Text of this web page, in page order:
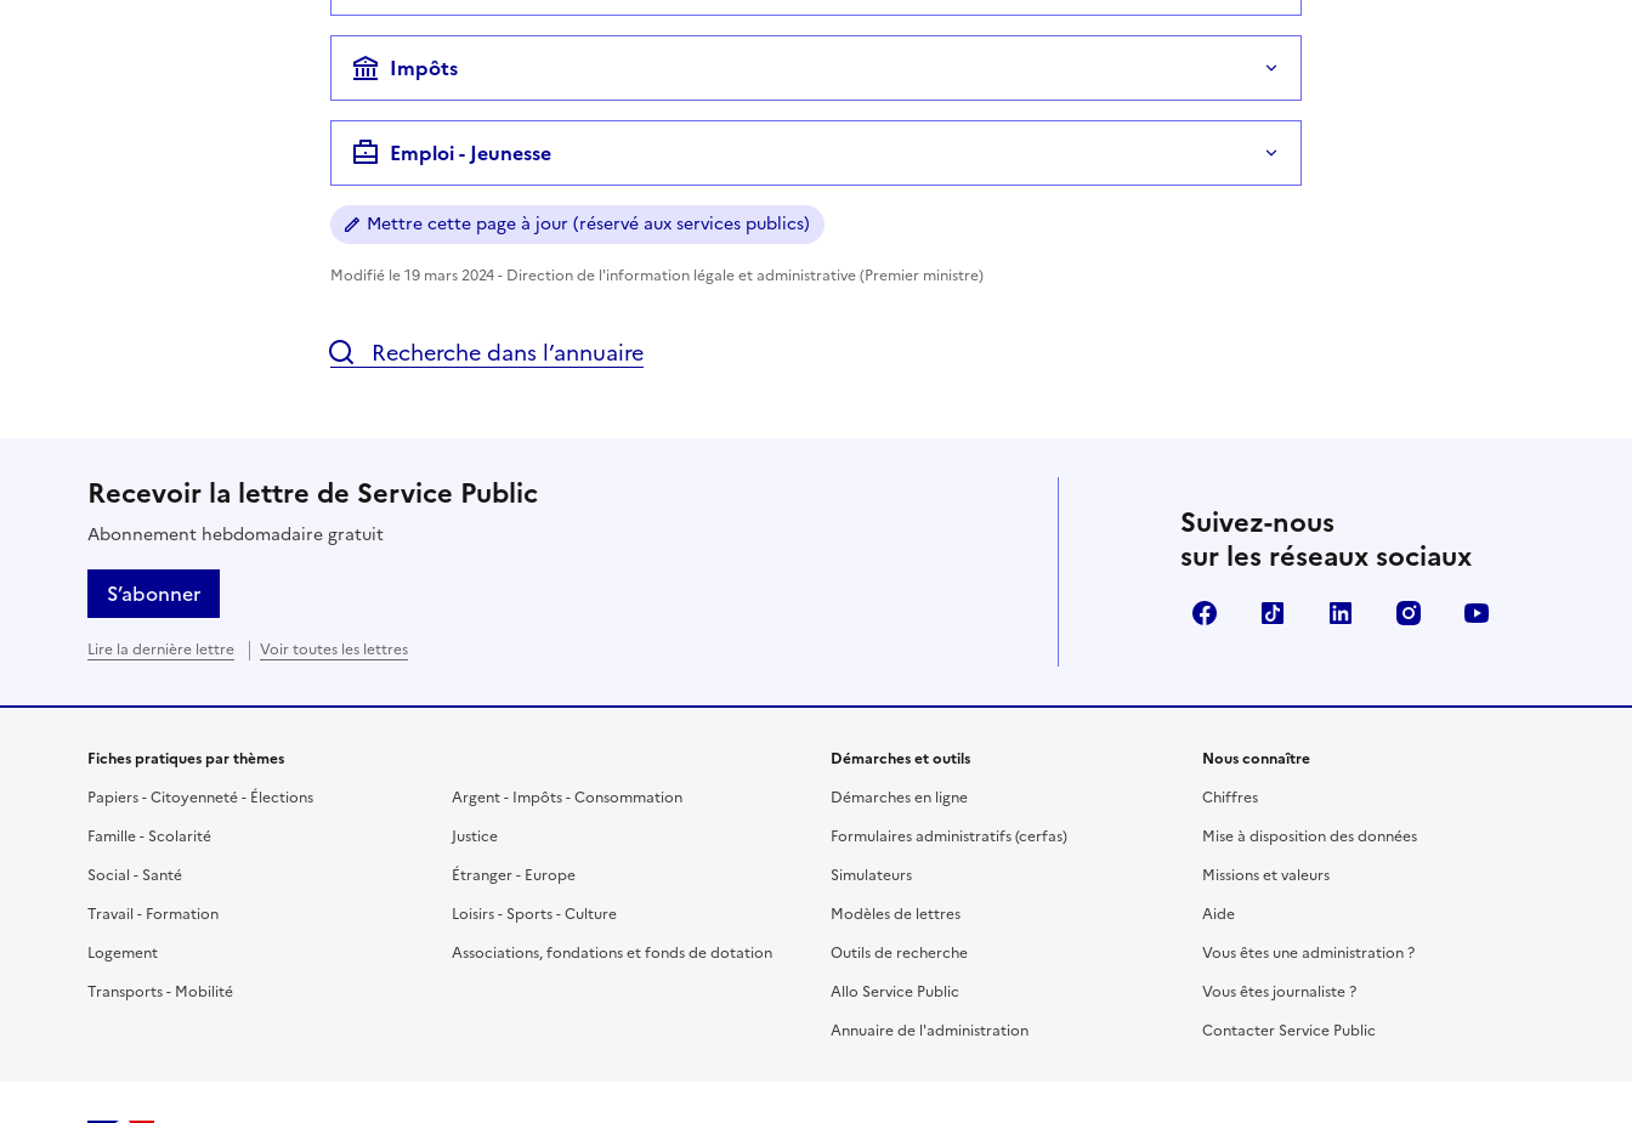
Impôts
Emploi - Jeunesse
Mettre cette page à jour (réservé aux services publics)
Modifié le 19 mars 2024 - Direction de l'information légale et administrative (Premier ministre)
Recherche dans l’annuaire
Recevoir la lettre de Service Public
Abonnement hebdomadaire gratuit
S’abonner
Lire la dernière lettre Voir toutes les lettres
Suivez-nous
sur les réseaux sociaux
FacebookTikTok LinkedIn Instagram
Fiches pratiques par thèmes
Papiers - Citoyenneté - Élections
Famille - Scolarité
Social - Santé
Travail - Formation
Logement
Transports - Mobilité
Argent - Impôts - Consommation
Justice
Étranger - Europe
Loisirs - Sports - Culture
Associations, fondations et fonds de dotation
Démarches et outils
Démarches en ligne
Formulaires administratifs (cerfas)
Simulateurs
Modèles de lettres
Outils de recherche
Allo Service Public
Annuaire de l'administration
Nous connaître
Chiffres
Mise à disposition des données
Missions et valeurs
Aide
Vous êtes une administration ?
Vous êtes journaliste ?
Contacter Service Public